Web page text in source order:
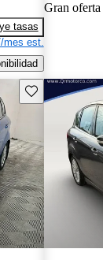
tasas
mes est.
Gran oferta
Guarda este